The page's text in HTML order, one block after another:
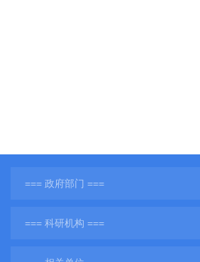
=== 政府部门 ===
=== 科研机构 ===